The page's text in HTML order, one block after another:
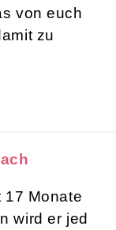
von euch
zu
17 Monate
wird er jed